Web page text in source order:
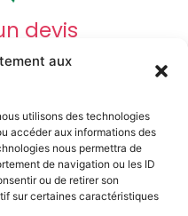
aux
utilisons des technologies
accéder aux informations des
nous permettra de
de navigation ou les ID
ou de retirer son
sur certaines caractéristiques
devis